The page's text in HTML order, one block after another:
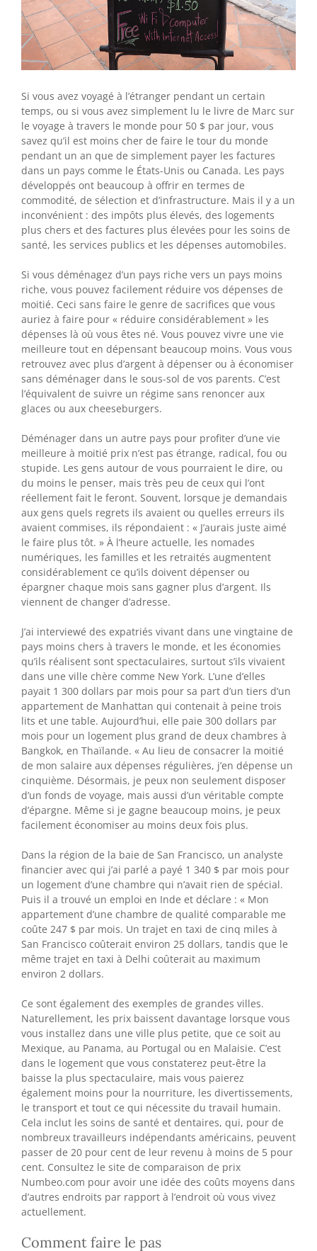
Si vous avez voyagé à l’étranger pendant un certain
temps, ou si vous avez simplement lu le livre de Marc sur
le voyage à travers le monde pour 50 $ par jour, vous
savez qu’il est moins cher de faire le tour du monde
pendant un an que de simplement payer les factures
dans un pays comme le États-Unis ou Canada. Les pays
développés ont beaucoup à offrir en termes de
commodité, de sélection et d’infrastructure. Mais il y a un
inconvénient : des impôts plus élevés, des logements
plus chers et des factures plus élevées pour les soins de
santé, les services publics et les dépenses automobiles.
Si vous déménagez d’un pays riche vers un pays moins
riche, vous pouvez facilement réduire vos dépenses de
moitié. Ceci sans faire le genre de sacrifices que vous
auriez à faire pour « réduire considérablement » les
dépenses là où vous êtes né. Vous pouvez vivre une vie
meilleure tout en dépensant beaucoup moins. Vous vous
retrouvez avec plus d’argent à dépenser ou à économiser
sans déménager dans le sous-sol de vos parents. C’est
l’équivalent de suivre un régime sans renoncer aux
glaces ou aux cheeseburgers.
Déménager dans un autre pays pour profiter d’une vie
meilleure à moitié prix n’est pas étrange, radical, fou ou
stupide. Les gens autour de vous pourraient le dire, ou
du moins le penser, mais très peu de ceux qui l’ont
réellement fait le feront. Souvent, lorsque je demandais
aux gens quels regrets ils avaient ou quelles erreurs ils
avaient commises, ils répondaient : « J’aurais juste aimé
le faire plus tôt. » À l’heure actuelle, les nomades
numériques, les familles et les retraités augmentent
considérablement ce qu’ils doivent dépenser ou
épargner chaque mois sans gagner plus d’argent. Ils
viennent de changer d’adresse.
J’ai interviewé des expatriés vivant dans une vingtaine de
pays moins chers à travers le monde, et les économies
qu’ils réalisent sont spectaculaires, surtout s’ils vivaient
dans une ville chère comme New York. L’une d’elles
payait 1 300 dollars par mois pour sa part d’un tiers d’un
appartement de Manhattan qui contenait à peine trois
lits et une table. Aujourd’hui, elle paie 300 dollars par
mois pour un logement plus grand de deux chambres à
Bangkok, en Thaïlande. « Au lieu de consacrer la moitié
de mon salaire aux dépenses régulières, j’en dépense un
cinquième. Désormais, je peux non seulement disposer
d’un fonds de voyage, mais aussi d’un véritable compte
d’épargne. Même si je gagne beaucoup moins, je peux
facilement économiser au moins deux fois plus.
Dans la région de la baie de San Francisco, un analyste
financier avec qui j’ai parlé a payé 1 340 $ par mois pour
un logement d’une chambre qui n’avait rien de spécial.
Puis il a trouvé un emploi en Inde et déclare : « Mon
appartement d’une chambre de qualité comparable me
coûte 247 $ par mois. Un trajet en taxi de cinq miles à
San Francisco coûterait environ 25 dollars, tandis que le
même trajet en taxi à Delhi coûterait au maximum
environ 2 dollars.
Ce sont également des exemples de grandes villes.
Naturellement, les prix baissent davantage lorsque vous
vous installez dans une ville plus petite, que ce soit au
Mexique, au Panama, au Portugal ou en Malaisie. C’est
dans le logement que vous constaterez peut-être la
baisse la plus spectaculaire, mais vous paierez
également moins pour la nourriture, les divertissements,
le transport et tout ce qui nécessite du travail humain.
Cela inclut les soins de santé et dentaires, qui, pour de
nombreux travailleurs indépendants américains, peuvent
passer de 20 pour cent de leur revenu à moins de 5 pour
cent. Consultez le site de comparaison de prix
Numbeo.com pour avoir une idée des coûts moyens dans
d’autres endroits par rapport à l’endroit où vous vivez
actuellement.
Comment faire le pas